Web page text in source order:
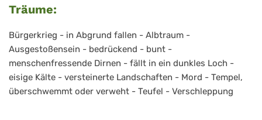
Träume:
Bürgerkrieg - in Abgrund fallen - Albtraum -
Ausgestoßensein - bedrückend - bunt -
menschenfressende Dirnen - fällt in ein dunkles Loch -
eisige Kälte - versteinerte Landschaften - Mord - Tempel,
überschwemmt oder verweht - Teufel - Verschleppung